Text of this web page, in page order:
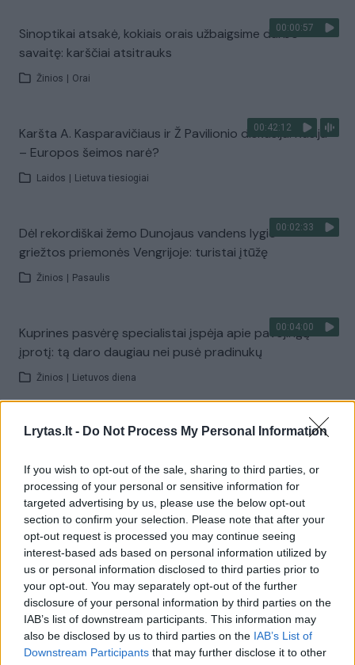
Lrytas.lt - Do Not Process My Personal Information
If you wish to opt-out of the sale, sharing to third parties, or
processing of your personal or sensitive information for
targeted advertising by us, please use the below opt-out
section to confirm your selection. Please note that after your
opt-out request is processed you may continue seeing
interest-based ads based on personal information utilized by
us or personal information disclosed to third parties prior to
your opt-out. You may separately opt-out of the further
disclosure of your personal information by third parties on the
IAB’s list of downstream participants. This information may
also be disclosed by us to third parties on the IAB’s List of
Downstream Participants that may further disclose it to other
00:00:57
Sinoptikai atsakė, kokiais orais užbaigsime darbo
savaitę: karščiai atsitrauks
Žinios Orai
00:42:12
Karšta A. Kasparavičiaus ir Ž Pavilionio diskusija: Rusija
– Europos šeimos narė?
Laidos Lietuva tiesiogiai
00:02:33
Dėl rekordiškai žemo Dunojaus vandens lygio –
griežtos priemonės Vengrijoje: turistai įtūžę
Žinios Pasaulis
00:04:00
Kuprines pasvėrę specialistai įspėja apie pavojingą
įprotį: tą daro daugiau nei pusė pradinukų
Žinios Lietuvos diena
Visi įrašai
Žiūrimiausi įrašai
00:00:30
Vaizdai iš tragiškos avarijos Vilniaus r.: dviejų moterų ir
vaiko gyvybių išgelbėti nepavyko
Žinios | Lietuvos diena
00:00:57